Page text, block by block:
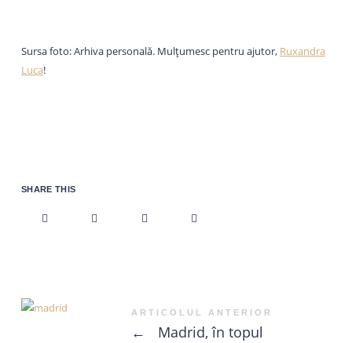
Sursa foto: Arhiva personală. Mulțumesc pentru ajutor, Ruxandra
Luca!
SHARE THIS
ARTICOLUL ANTERIOR
←
Madrid, în topul